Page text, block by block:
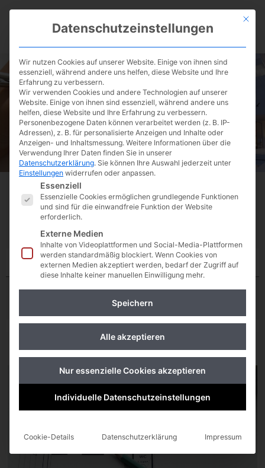
Zum
springen
Bauprojekte
Zur Detailsuche
Gesamtfläche
Graz 685 m² € 900.000,-
Mit
Datenschutzeinstellungen
Wir nutzen Cookies auf unserer Website. Einige von ihnen sind
essenziell, während andere uns helfen, diese Website und Ihre
Erfahrung zu verbessern.
Wir verwenden Cookies und andere Technologien auf unserer
Website. Einige von ihnen sind essenziell, während andere uns
helfen, diese Website und Ihre Erfahrung zu verbessern.
Personenbezogene Daten können verarbeitet werden (z. B. IP-
Adressen), z. B. für personalisierte Anzeigen und Inhalte oder
Anzeigen- und Inhaltsmessung. Weitere Informationen über die
Verwendung Ihrer Daten finden Sie in unserer
Datenschutzerklärung. Sie können Ihre Auswahl jederzeit unter
Einstellungen widerrufen oder anpassen.
Es folgt eine Liste der Service-Gruppen, für die
Essenziell
Essenzielle Cookies ermöglichen grundlegende Funktionen
und sind für die einwandfreie Funktion der Website
erforderlich.
Externe Medien
Inhalte von Videoplattformen und Social-Media-Plattformen
werden standardmäßig blockiert. Wenn Cookies von
externen Medien akzeptiert werden, bedarf der Zugriff auf
diese Inhalte keiner manuellen Einwilligung mehr.
Speichern
Alle akzeptieren
Nur essenzielle Cookies akzeptieren
Individuelle Datenschutzeinstellungen
Cookie-Details Datenschutzerklärung Impressum